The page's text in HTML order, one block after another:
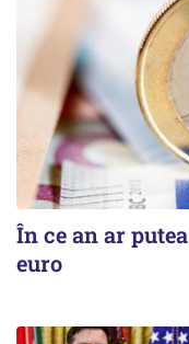
În ce an ar
euro